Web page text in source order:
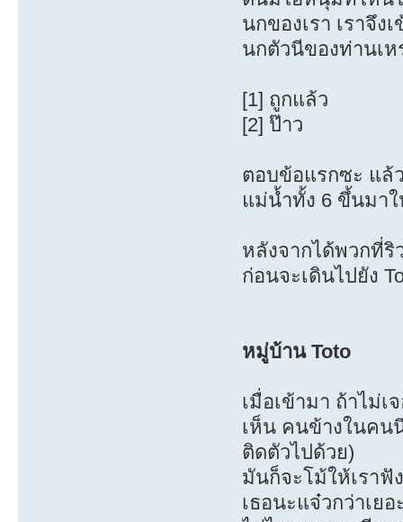
นกของเรา เราจึง
นกตัวนีของท่านเห
[1] ถูกแล้ว
[2] ป๊าว
ตอบข้อแรกซะ แล้
แม่น้ำทั้ง 6 ขึ้นมา
หลังจากได้พวกที่
ก่อนจะเดินไปยัง
หมู่บ้าน Toto
เมื่อเข้ามา ถ้าไม่เ
เห็น คนข้างในคน
ติดตัวไปด้วย)
มันก็จะโม้ให้เราฟั
เธอนะแจ๋วกว่าเ